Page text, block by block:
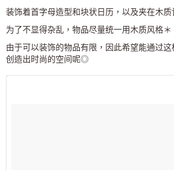
装饰着首字母造型和块状日历，以及夹在木
为了不显得杂乱，物品尽量统一用木质风格＊
由于可以装饰的物品有限，因此希望能通过这
创造出时尚的空间呢◎